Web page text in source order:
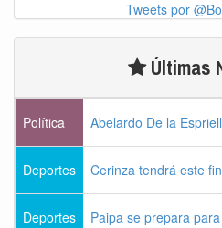
Tweets por
Últimas
Política Abelardo De la
Deportes Cerinza tendrá este
Deportes Paipa se prepara